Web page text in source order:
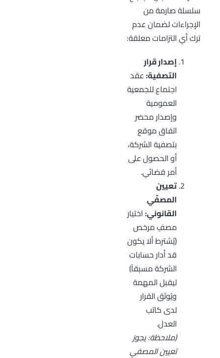
سلسلة صارمة من
الإجراءات لضمان عدم
ترك أي التزامات معلقة:
إصدار قرار
التصفية:عقد
اجتماع للجمعية
العمومية
وإصدار محضر
اتفاق موقع
بتصفية الشركة،
أو الحصول على
أمر قضائي.
تعيين
المصفّي
القانوني:اختيار
مصفٍ مرخص
(يُشترط ألا يكون
قد أدار حسابات
الشركة مسبقاً)
ليقبل المهمة
ويُوثق القرار
لدى كاتب
العدل.
(ملاحظة: يجوز
تعيين المصفي